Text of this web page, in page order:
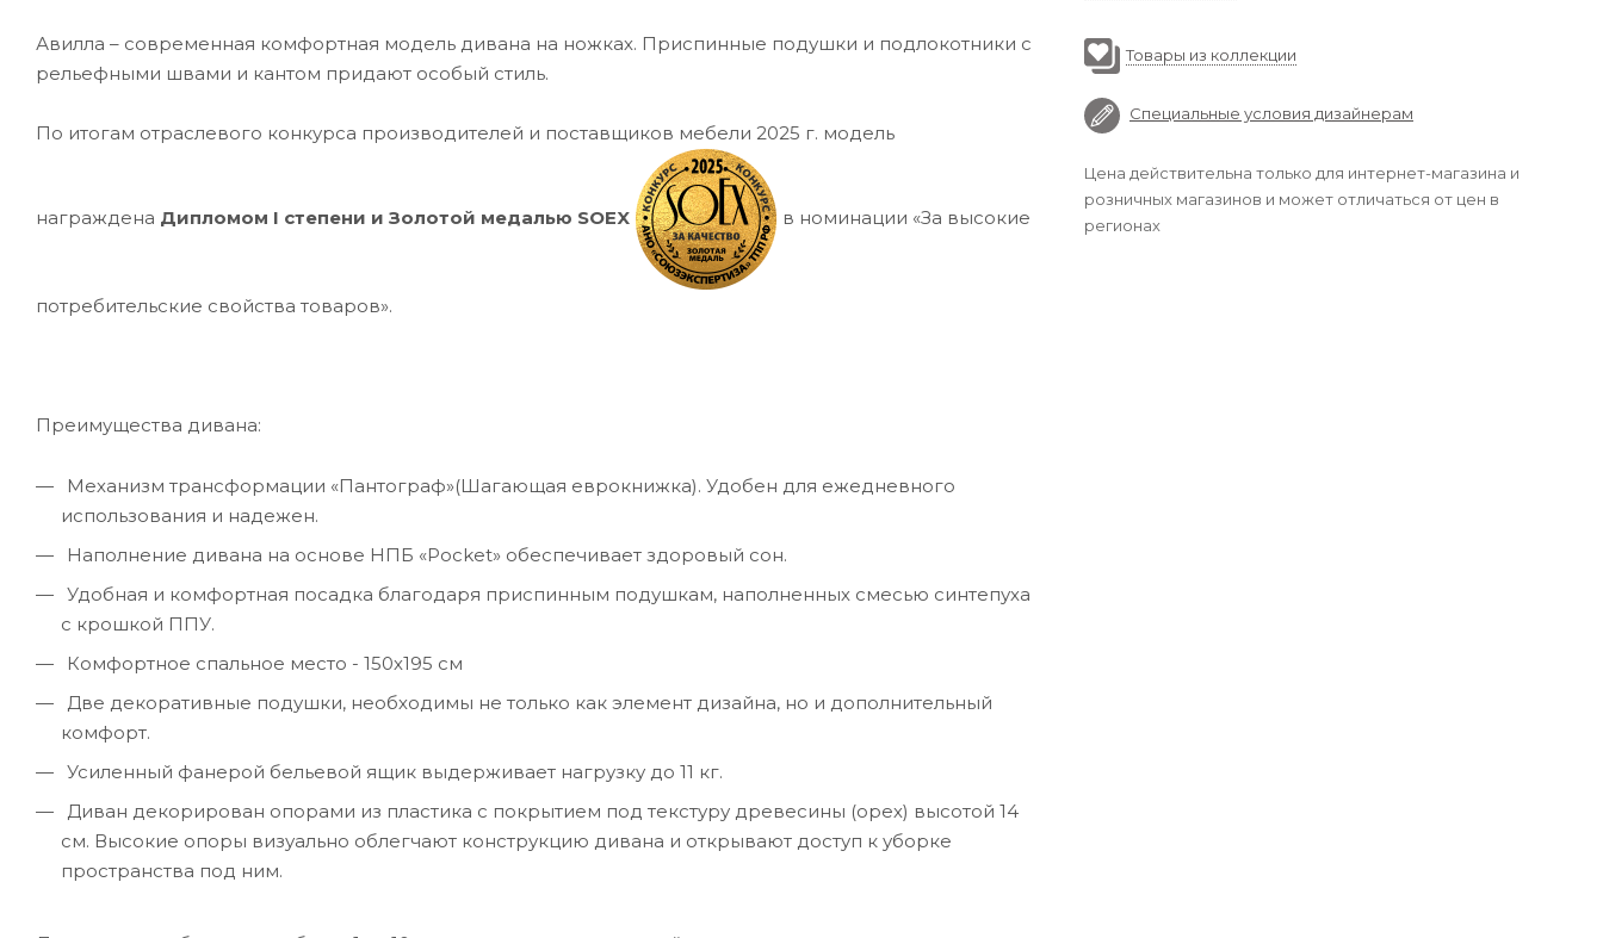
Авилла – современная комфортная модель дивана на ножках. Приспинные подушки и подлокотники с
рельефными швами и кантом придают особый стиль.
По итогам отраслевого конкурса производителей и поставщиков мебели 2025 г. модель
награждена Дипломом I степени и Золотой медалью SOEX в номинации «За высокие
потребительские свойства товаров».
Преимущества дивана:
Механизм трансформации «Пантограф»(Шагающая еврокнижка). Удобен для ежедневного
использования и надежен.
Наполнение дивана на основе НПБ «Pocket» обеспечивает здоровый сон.
Удобная и комфортная посадка благодаря приспинным подушкам, наполненных смесью синтепуха
с крошкой ППУ.
Комфортное спальное место - 150х195 см
Две декоративные подушки, необходимы не только как элемент дизайна, но и дополнительный
комфорт.
Усиленный фанерой бельевой ящик выдерживает нагрузку до 11 кг.
Диван декорирован опорами из пластика с покрытием под текстуру древесины (орех) высотой 14
см. Высокие опоры визуально облегчают конструкцию дивана и открывают доступ к уборке
пространства под ним.
Товары из коллекции
Специальные условия дизайнерам
Цена действительна только для интернет-магазина и
розничных магазинов и может отличаться от цен в
регионах